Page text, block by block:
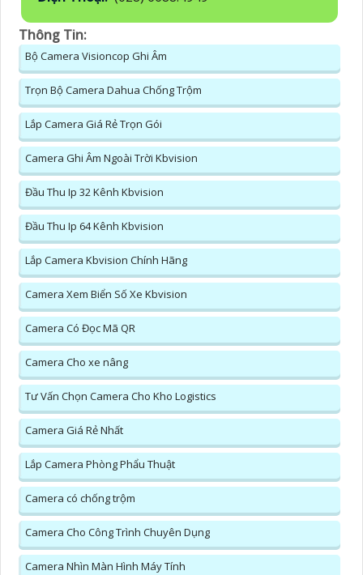
Thông Tin:
Bộ Camera Visioncop Ghi Âm
Trọn Bộ Camera Dahua Chống Trộm
Lắp Camera Giá Rẻ Trọn Gói
Camera Ghi Âm Ngoài Trời Kbvision
Đầu Thu Ip 32 Kênh Kbvision
Đầu Thu Ip 64 Kênh Kbvision
Lắp Camera Kbvision Chính Hãng
Camera Xem Biển Số Xe Kbvision
Camera Có Đọc Mã QR
Camera Cho xe nâng
Tư Vấn Chọn Camera Cho Kho Logistics
Camera Giá Rẻ Nhất
Lắp Camera Phòng Phẩu Thuật
Camera có chống trộm
Camera Cho Công Trình Chuyên Dụng
Camera Nhìn Màn Hình Máy Tính